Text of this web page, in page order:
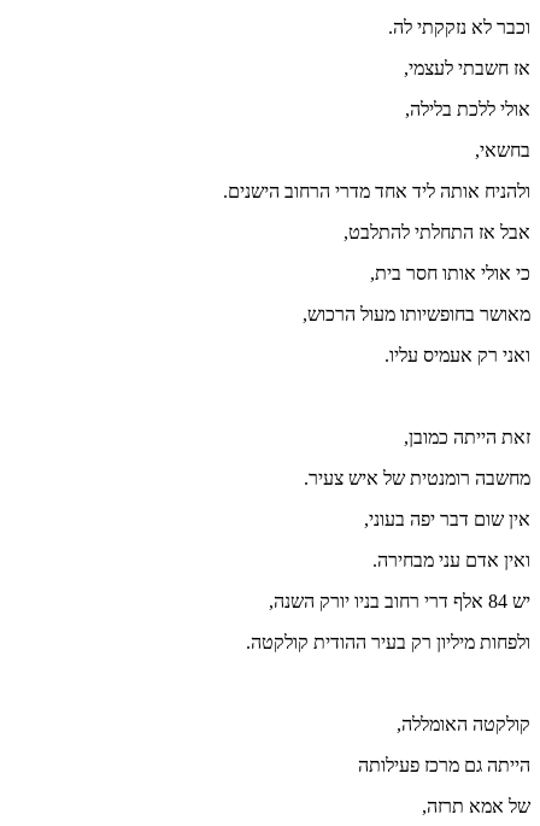
וכבר לא נזקקתי לה.
אז חשבתי לעצמי,
אולי ללכת בלילה,
בחשאי,
ולהניח אותה ליד אחד מדרי הרחוב הישנים.
אבל אז התחלתי להתלבט,
כי אולי אותו חסר בית,
מאושר בחופשיותו מעול הרכוש,
ואני רק אעמיס עליו.
זאת הייתה כמובן,
מחשבה רומנטית של איש צעיר.
אין שום דבר יפה בעוני,
ואין אדם עני מבחירה.
יש 84 אלף דרי רחוב בניו יורק השנה,
ולפחות מיליון רק בעיר ההודית קולקטה.
קולקטה האומללה,
הייתה גם מרכז פעילותה
של אמא תרזה,